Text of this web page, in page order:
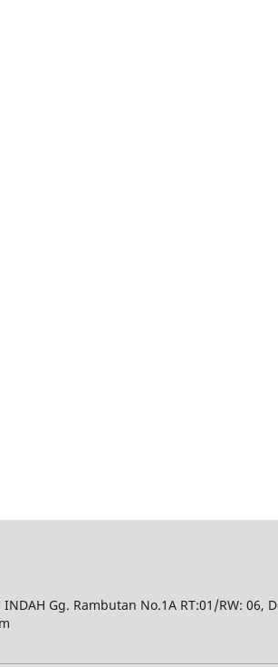
INDAH Gg. Rambutan No.1A RT:01/RW: 06,